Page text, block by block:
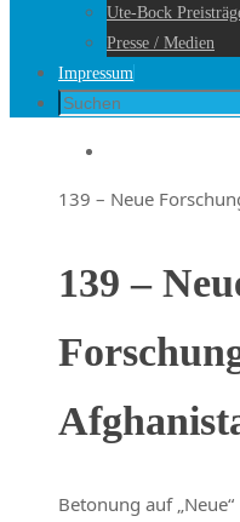
Ute-Bock
Presse / Medien
Impressum
Suche
Startseite
139 – Neue
139 –
Betonung auf „Neue“